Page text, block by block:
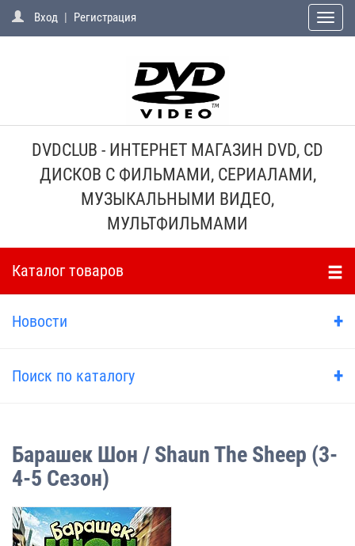
Вход | Регистрация
Toggle
DVDCLUB - ИНТЕРНЕТ МАГАЗИН DVD, CD
ДИСКОВ С ФИЛЬМАМИ, СЕРИАЛАМИ,
МУЗЫКАЛЬНЫМИ ВИДЕО,
МУЛЬТФИЛЬМАМИ
Каталог товаров
Новости +
Поиск по каталогу +
Барашек Шон / Shaun The Sheep (3-
4-5 Сезон)